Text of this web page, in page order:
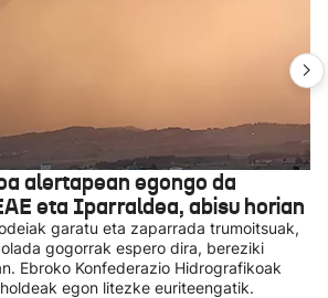
alertapean egongo da
eta Iparraldea, abisu horian
garatu eta zaparrada trumoitsuak,
gogorrak espero dira, bereziki
Ebroko Konfederazio Hidrografikoak
egon litezke euriteengatik.